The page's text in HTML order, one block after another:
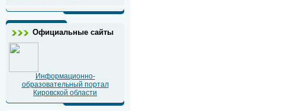
Официальные сайты
Информационно-
образовательный портал
Кировской области